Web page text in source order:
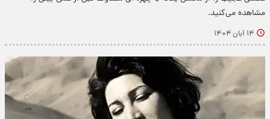
مشاهده می‌کنید.
۱۴ آبان ۱۴۰۴